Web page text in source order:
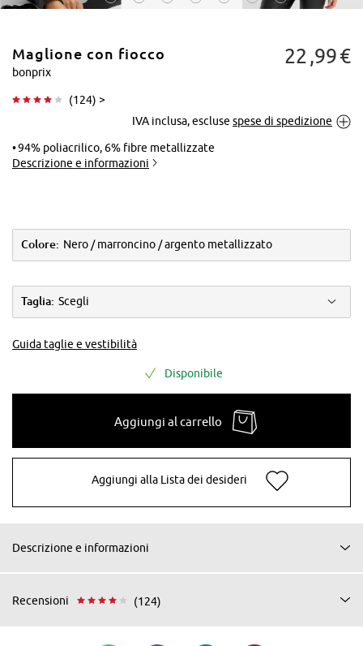
Tocca per
Maglione con fiocco
bonprix
(124) >
22 99€
IVA inclusa, escluse spese di spedizione
94% poliacrilico, 6% fibre metallizzate
Descrizione e informazioni
Colore: Nero / marroncino / argento metallizzato
Taglia: Scegli
Guida taglie e vestibilità
Disponibile
Aggiungi al carrello
Aggiungi alla Lista dei desideri
Descrizione e informazioni
Recensioni (124)